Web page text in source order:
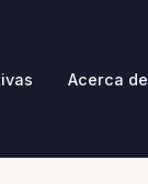
Acerca de